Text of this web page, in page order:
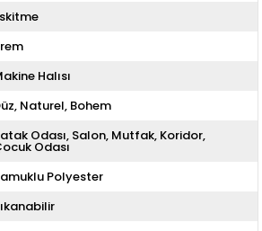
Halısı
Naturel Bohem
Odası Salon Mutfak Koridor
Odası
Polyester